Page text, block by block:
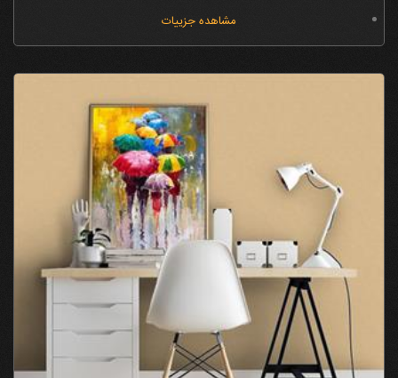
مشاهده جزییات